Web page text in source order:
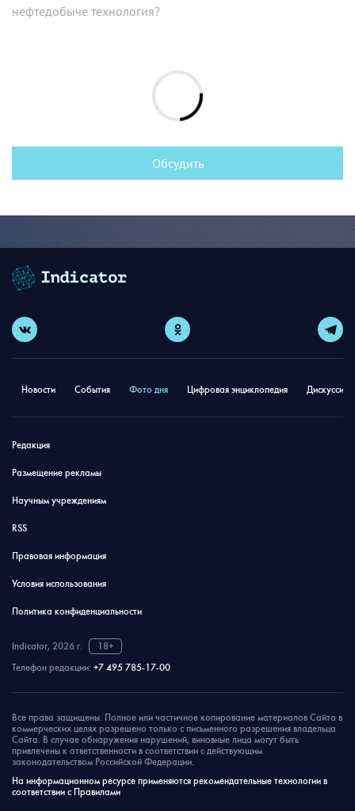
нефтедобыче технология?
Обсудить
Новости События Фото дня Цифровая энциклопедия
Редакция
Размещение рекламы
Научным учреждениям
RSS
Правовая информация
Условия использования
Политика конфиденциальности
Indicator, 2026 г.
18+
Телефон редакции: +7 495 785-17-00
Все права защищены. Полное или частичное копирование материалов Сайта в
коммерческих целях разрешено только с письменного разрешения владельца
Сайта. В случае обнаружения нарушений, виновные лица могут быть
привлечены к ответственности в соответствии с действующим
законодательством Российской Федерации.
На информационном ресурсе применяются рекомендательные технологии в
соответствии с Правилами